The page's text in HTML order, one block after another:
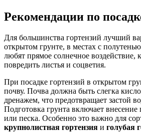
Рекомендации по
Для большинства гортензий лучший
открытом грунте, в местах с
любят прямое солнечное воздействие,
повредить листья и соцветия.
При посадке гортензий в открытом
почву. Почва должна быть слегка
дренажем, что предотвращает застой
Подготовка грунта включает внесение
или песка. Особенно это важно для
крупнолистная гортензия и голубая